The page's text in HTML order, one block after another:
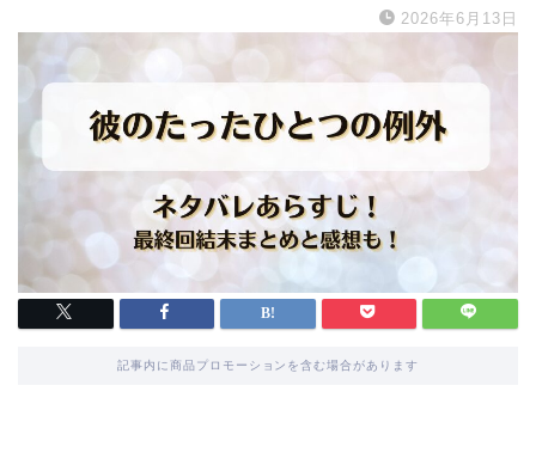
2026年6月13日
記事内に商品プロモーションを含む場合があります